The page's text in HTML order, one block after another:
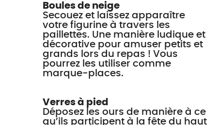
Boules de neige
Secouez et laissez apparaître
votre figurine à travers les
paillettes. Une manière ludique et
décorative pour amuser petits et
grands lors du repas ! Vous
pourrez les utiliser comme
marque-places.
Verres à pied
Déposez les ours de manière à ce
qu’ils participent à la fête du haut